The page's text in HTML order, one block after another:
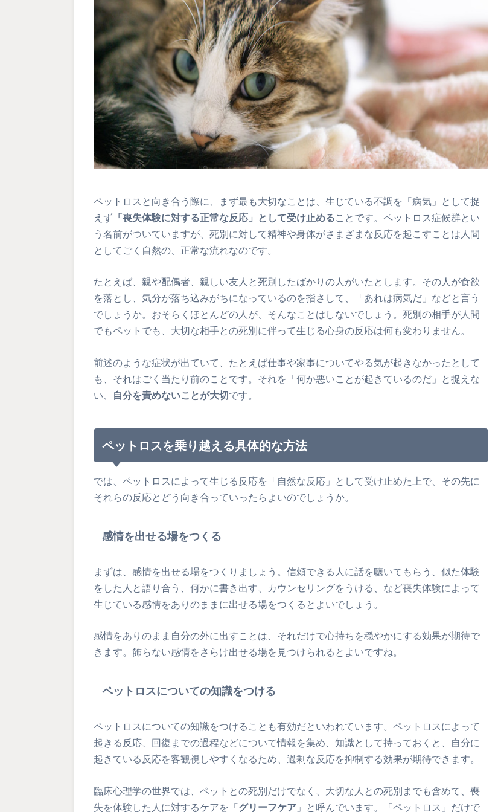
ペットロスと向き合う際に、まず最も大切なことは、生じている不調を「病気」として捉
えず 「喪失体験に対する正常な反応」として受け止める ことです。ペットロス症候群とい
う名前がついていますが、死別に対して精神や身体がさまざまな反応を起こすことは人間
としてごく自然の、正常な流れなのです。
たとえば、親や配偶者、親しい友人と死別したばかりの人がいたとします。その人が食欲
を落とし、気分が落ち込みがちになっているのを指さして、「あれは病気だ」などと言う
でしょうか。おそらくほとんどの人が、そんなことはしないでしょう。死別の相手が人間
でもペットでも、大切な相手との死別に伴って生じる心身の反応は何も変わりません。
前述のような症状が出ていて、たとえば仕事や家事についてやる気が起きなかったとして
も、それはごく当たり前のことです。それを「何か悪いことが起きているのだ」と捉えな
い、
自分を責めないことが大切です。
ペットロスを乗り越える具体的な方法
では、ペットロスによって生じる反応を「自然な反応」として受け止めた上で、その先に
それらの反応とどう向き合っていったらよいのでしょうか。
感情を出せる場をつくる
まずは、感情を出せる場をつくりましょう。信頼できる人に話を聴いてもらう、似た体験
をした人と語り合う、何かに書き出す、カウンセリングをうける、など喪失体験によって
生じている感情をありのままに出せる場をつくるとよいでしょう。
感情をありのまま自分の外に出すことは、それだけで心持ちを穏やかにする効果が期待で
きます。飾らない感情をさらけ出せる場を見つけられるとよいですね。
ペットロスについての知識をつける
ペットロスについての知識をつけることも有効だといわれています。ペットロスによって
起きる反応、回復までの過程などについて情報を集め、知識として持っておくと、自分に
起きている反応を客観視しやすくなるため、過剰な反応を抑制する効果が期待できます。
臨床心理学の世界では、ペットとの死別だけでなく、大切な人との死別までも含めて、喪
失を体験した人に対するケアを「グリーフケア 」と呼んでいます。「ペットロス」だけで